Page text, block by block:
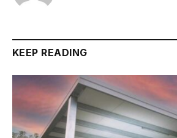
KEEP READING